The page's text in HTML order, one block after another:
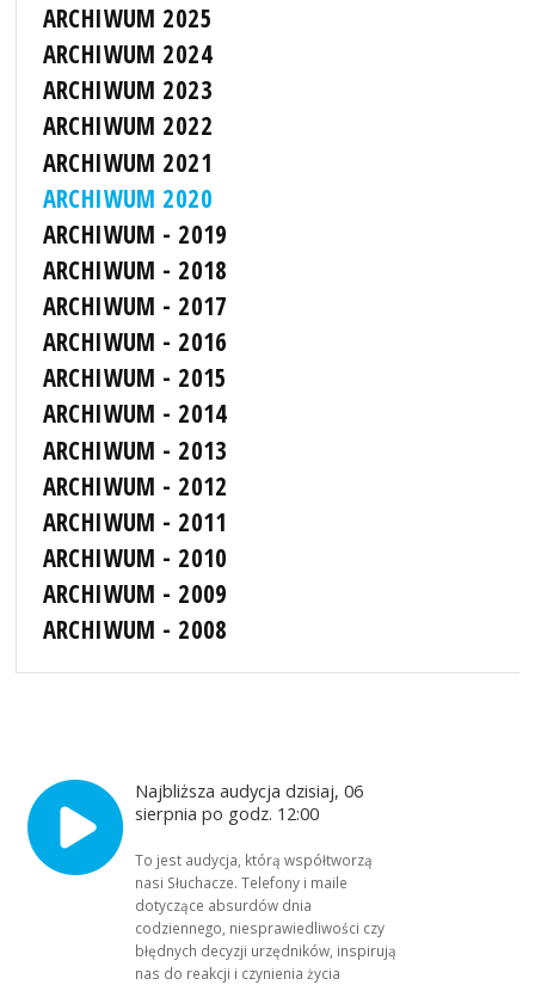
ARCHIWUM 2025
ARCHIWUM 2024
ARCHIWUM 2023
ARCHIWUM 2022
ARCHIWUM 2021
ARCHIWUM 2020
ARCHIWUM - 2019
ARCHIWUM - 2018
ARCHIWUM - 2017
ARCHIWUM - 2016
ARCHIWUM - 2015
ARCHIWUM - 2014
ARCHIWUM - 2013
ARCHIWUM - 2012
ARCHIWUM - 2011
ARCHIWUM - 2010
ARCHIWUM - 2009
ARCHIWUM - 2008
Najbliższa audycja dzisiaj, 06
sierpnia po godz. 12:00
To jest audycja, którą współtworzą
nasi Słuchacze. Telefony i maile
dotyczące absurdów dnia
codziennego, niesprawiedliwości czy
błędnych decyzji urzędników, inspirują
nas do reakcji i czynienia życia